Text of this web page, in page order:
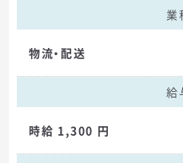
業
物流・配送
給
時給 1,300 円